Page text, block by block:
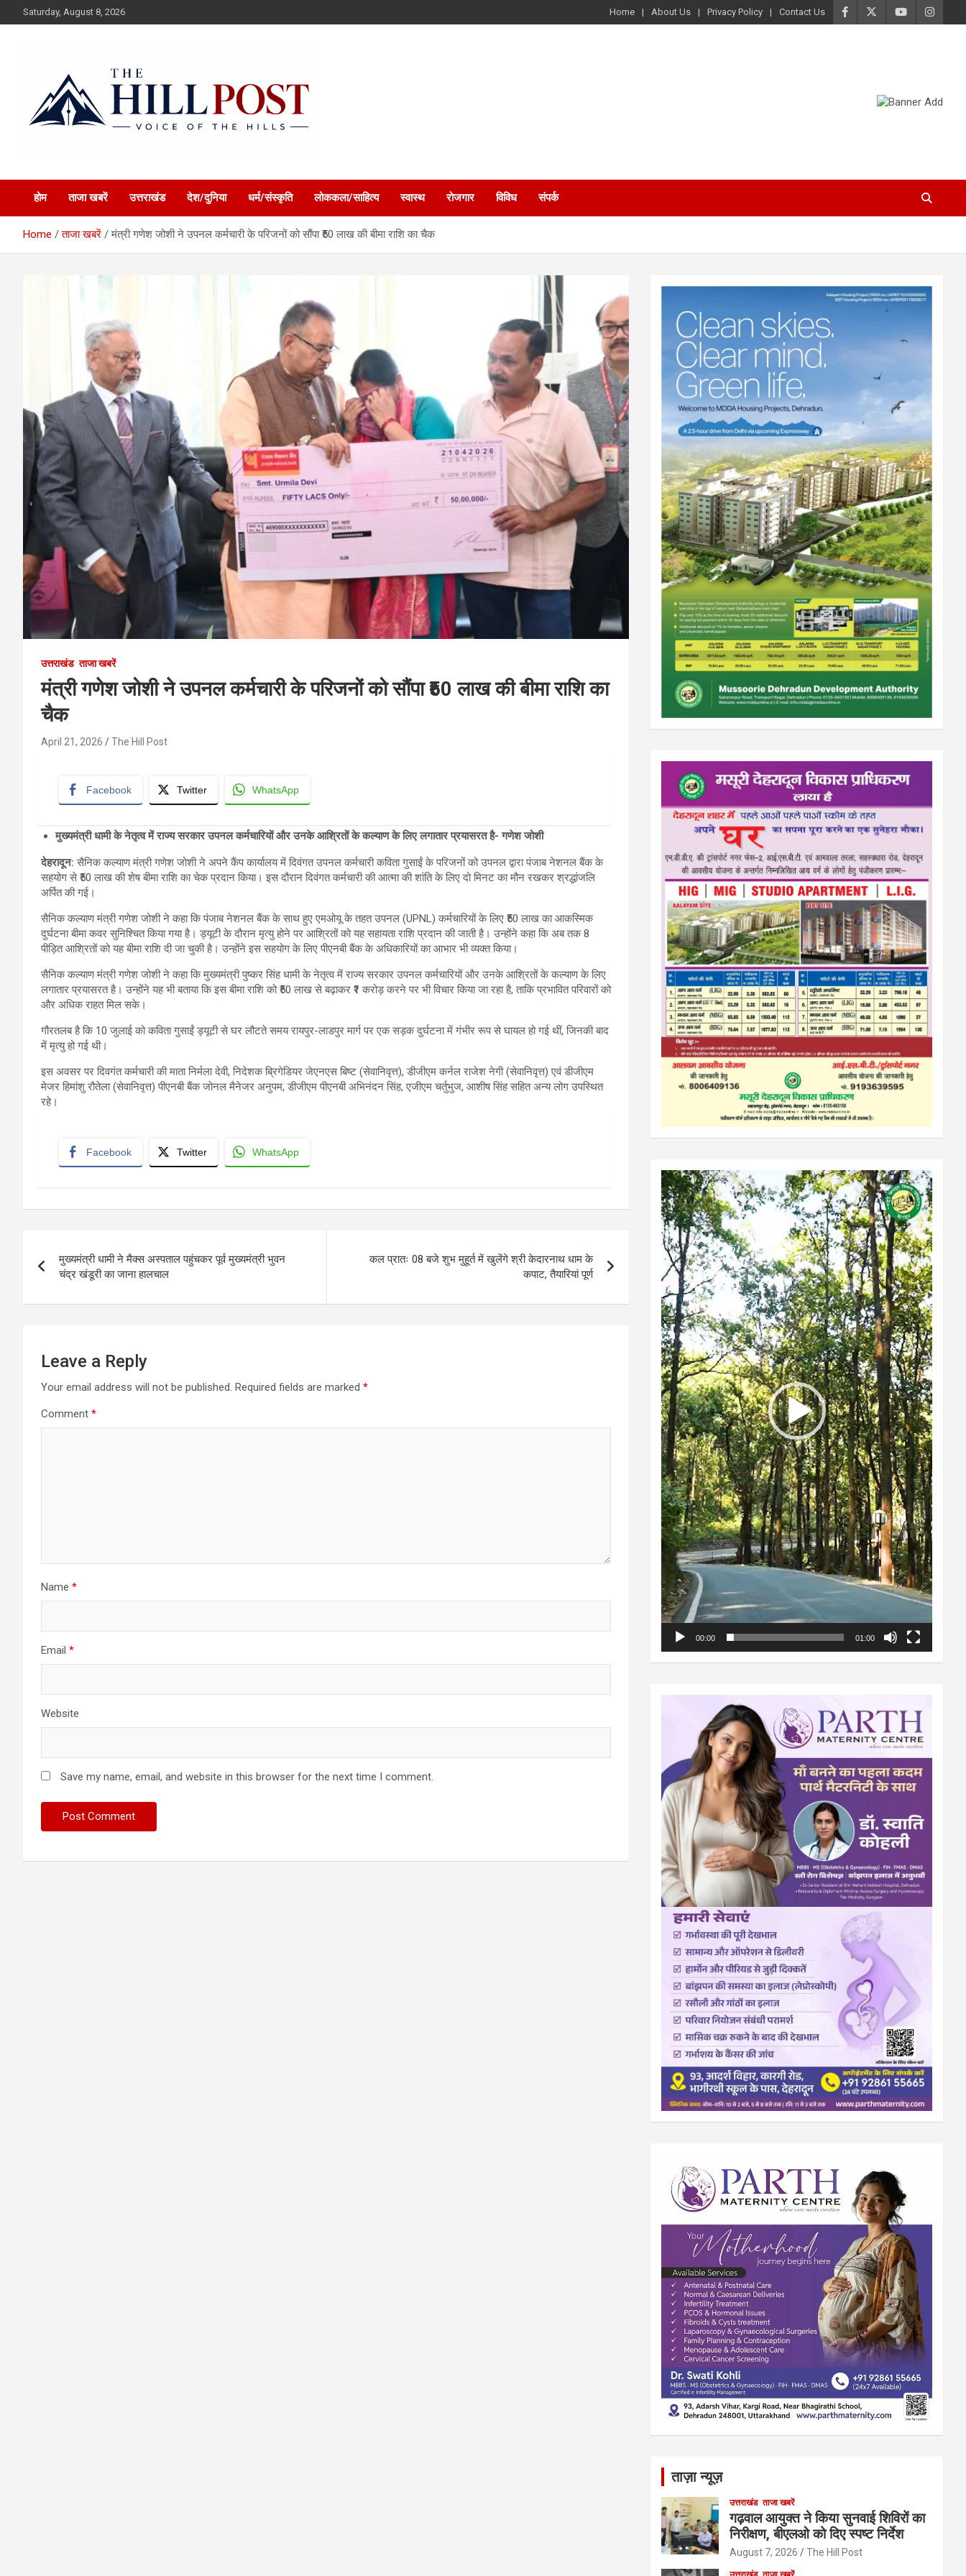
to
Saturday, August 8, 2026 Home About Us Privacy Policy Contact Us
The Hillpost
होम ताजा खबरें उत्तराखंड देश/दुनिया धर्म/संस्कृति लोककला/साहित्य स्वास्थ रोजगार विविध संपर्क
Home ताजा खबरें मंत्री गणेश जोशी ने उपनल कर्मचारी के परिजनों को सौंपा ₹50 लाख की बीमा राशि का चैक
उत्तराखंड ताजा खबरें
मंत्री गणेश जोशी ने उपनल कर्मचारी के परिजनों को सौंपा ₹50 लाख की बीमा राशि का
चैक
April 21, 2026 The Hill Post
Facebook Twitter WhatsApp
मुख्यमंत्री धामी के नेतृत्व में राज्य सरकार उपनल कर्मचारियों और उनके आश्रितों के कल्याण के लिए लगातार प्रयासरत है- गणेश जोशी
देहरादून: सैनिक कल्याण मंत्री गणेश जोशी ने अपने कैंप कार्यालय में दिवंगत उपनल कर्मचारी कविता गुसाईं के परिजनों को उपनल द्वारा पंजाब नेशनल बैंक के
सहयोग से ₹50 लाख की शेष बीमा राशि का चेक प्रदान किया। इस दौरान दिवंगत कर्मचारी की आत्मा की शांति के लिए दो मिनट का मौन रखकर श्रद्धांजलि
अर्पित की गई।
सैनिक कल्याण मंत्री गणेश जोशी ने कहा कि पंजाब नेशनल बैंक के साथ हुए एमओयू के तहत उपनल (UPNL) कर्मचारियों के लिए ₹50 लाख का आकस्मिक
दुर्घटना बीमा कवर सुनिश्चित किया गया है। ड्यूटी के दौरान मृत्यु होने पर आश्रितों को यह सहायता राशि प्रदान की जाती है। उन्होंने कहा कि अब तक 8
पीड़ित आश्रितों को यह बीमा राशि दी जा चुकी है। उन्होंने इस सहयोग के लिए पीएनबी बैंक के अधिकारियों का आभार भी व्यक्त किया।
सैनिक कल्याण मंत्री गणेश जोशी ने कहा कि मुख्यमंत्री पुष्कर सिंह धामी के नेतृत्व में राज्य सरकार उपनल कर्मचारियों और उनके आश्रितों के कल्याण के लिए
लगातार प्रयासरत है। उन्होंने यह भी बताया कि इस बीमा राशि को ₹50 लाख से बढ़ाकर ₹1 करोड़ करने पर भी विचार किया जा रहा है, ताकि प्रभावित परिवारों को
और अधिक राहत मिल सके।
गौरतलब है कि 10 जुलाई को कविता गुसाईं ड्यूटी से घर लौटते समय रायपुर-लाडपुर मार्ग पर एक सड़क दुर्घटना में गंभीर रूप से घायल हो गई थीं, जिनकी बाद
में मृत्यु हो गई थी।
इस अवसर पर दिवगंत कर्मचारी की माता निर्मला देवी, निदेशक ब्रिगेडियर जेएनएस बिष्ट (सेवानिवृत्त), डीजीएम कर्नल राजेश नेगी (सेवानिवृत्त) एवं डीजीएम
मेजर हिमांशु रौतेला (सेवानिवृत्त) पीएनबी बैंक जोनल मैनेजर अनुपम, डीजीएम पीएनबी अभिनंदन सिंह, एजीएम चर्तुभुज, आशीष सिंह सहित अन्य लोग उपस्थित
रहे।
Facebook Twitter WhatsApp
navigation
मुख्यमंत्री धामी ने मैक्स अस्पताल पहुंचकर पूर्व मुख्यमंत्री भुवन
चंद्र खंडूरी का जाना हालचाल
कल प्रातः 08 बजे शुभ मुहूर्त में खुलेंगे श्री केदारनाथ धाम के
कपाट, तैयारियां पूर्ण
Leave a Reply
Your email address will not be published. Required fields are marked *
Comment *
Name *
Email *
Website
Save my name, email, and website in this browser for the next time I comment.
Video
Player
00:00 01:00
ताज़ा न्यूज़
उत्तराखंड ताजा खबरें
गढ़वाल आयुक्त ने किया सुनवाई शिविरों का
निरीक्षण, बीएलओ को दिए स्पष्ट निर्देश
August 7, 2026 The Hill Post